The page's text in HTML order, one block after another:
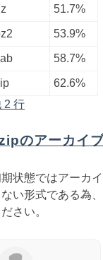
51.7%
53.9%
58.7%
62.6%
2 行
のアーカイ
状態ではアーカ
ない形式である為
ださい。